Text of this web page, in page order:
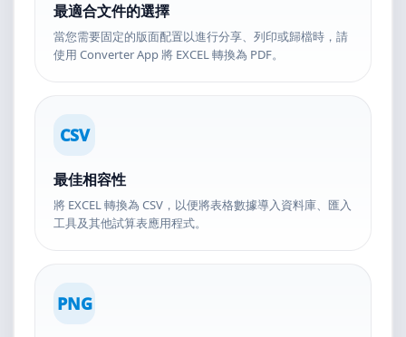
最適合文件的選擇
當您需要固定的版面配置以進行分享、列印或歸檔時，請
使用 Converter App 將 EXCEL 轉換為 PDF。
CSV
最佳相容性
將 EXCEL 轉換為 CSV，以便將表格數據導入資料庫、匯入
工具及其他試算表應用程式。
PNG